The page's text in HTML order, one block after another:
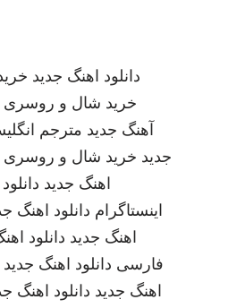
دانلود اهنگ جدید
خرید شال و روسری
آهنگ جدید مترجم
جدید خرید شال و روسری
اهنگ جدید
اینستاگرام دانلود اهنگ
اهنگ جدید دانلود
فارسی دانلود اهنگ جدید
اهنگ جدید دانلود اهنگ